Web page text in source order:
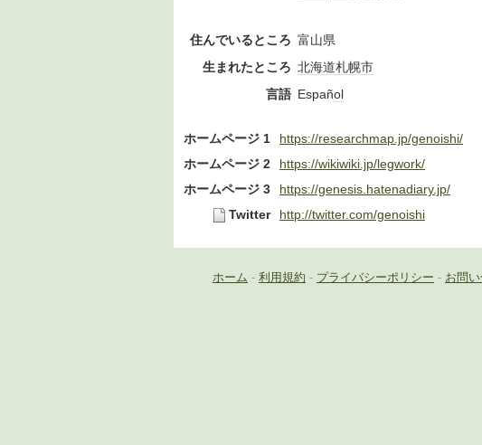
住んでいるところ 富山県
生まれたところ 北海道札幌市
言語 Español
ホームページ 1
https://researchmap.jp/genoishi/
ホームページ 2
https://wikiwiki.jp/legwork/
ホームページ 3
https://genesis.hatenadiary.jp/
Twitter
http://twitter.com/genoishi
ホーム - 利用規約 - プライバシーポリシー - お問